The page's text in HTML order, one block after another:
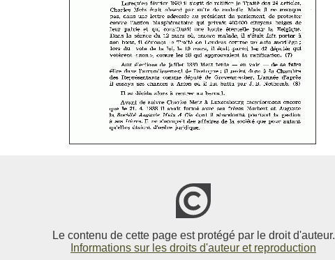
Le contenu de cette page est protégé par le droit d'auteur.
Informations sur les droits d'auteur et reproduction